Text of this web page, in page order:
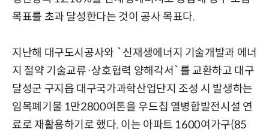
목표를 초과 달성한다는 것이 공사 목표다.
지난해 대구도시공사와 `신재생에너지 기술개발과 에너
지 절약 기술교류·상호협력 양해각서`를 교환하고 대구
달성군 구지읍 대구국가과학산업단지 조성 시 발생하는
임목폐기물 1만2800여톤을 우드칩 열병합발전시설 연
료로 재활용하기로 했다. 이는 아파트 1600여가구(85